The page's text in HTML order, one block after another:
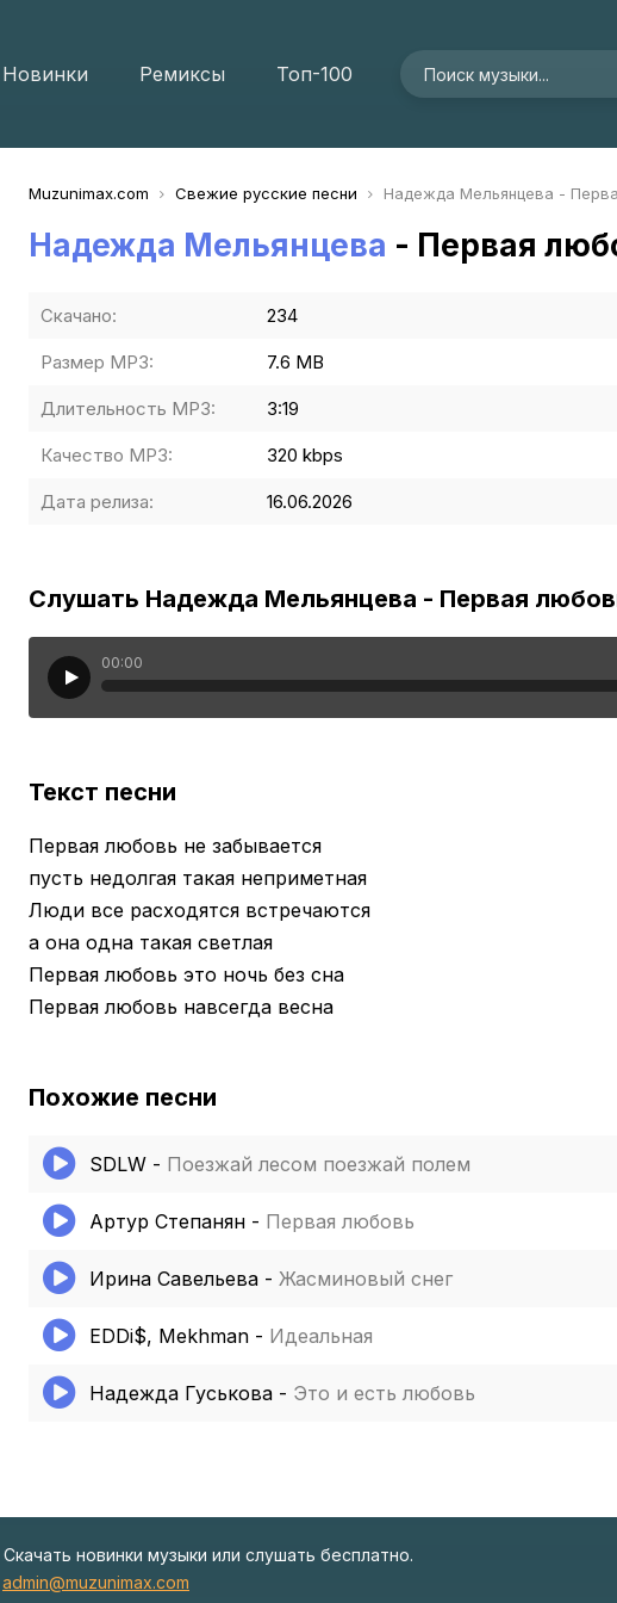
Новинки Ремиксы Топ-100
Muzunimax.com Свежие русские песни Надежда Мельянцева -
Надежда Мельянцева - Первая
Скачано: 234
Размер MP3: 7.6 MB
Длительность MP3: 3:19
Качество MP3: 320 kbps
Дата релиза: 16.06.2026
Слушать Надежда Мельянцева - Первая
00:00
Текст песни
Первая любовь не забывается
пусть недолгая такая неприметная
Люди все расходятся встречаются
а она одна такая светлая
Первая любовь это ночь без сна
Первая любовь навсегда весна
Похожие песни
SDLW - Поезжай лесом поезжай полем
Артур Степанян - Первая любовь
Ирина Савельева - Жасминовый снег
EDDi$, Mekhman - Идеальная
Надежда Гуськова - Это и есть любовь
новинки музыки или слушать бесплатно.
admin@muzunimax.com